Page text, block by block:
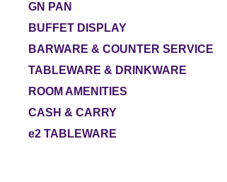
GN PAN
BUFFET DISPLAY
BARWARE & COUNTER SERVICE
TABLEWARE & DRINKWARE
ROOM AMENITIES
CASH & CARRY
e2 TABLEWARE